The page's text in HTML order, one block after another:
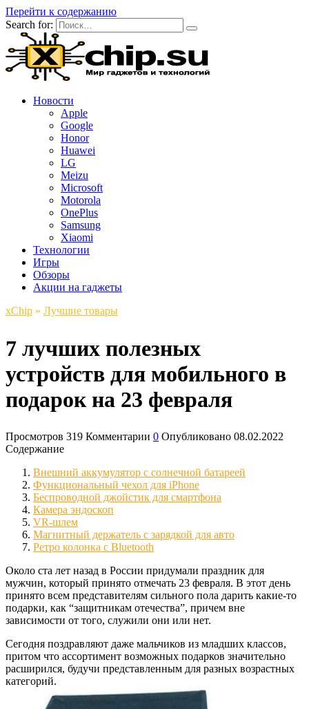
Перейти к содержанию
Search for:
Новости
Apple
Google
Honor
Huawei
LG
Meizu
Microsoft
Motorola
OnePlus
Samsung
Xiaomi
Технологии
Игры
Обзоры
Акции на гаджеты
xСhip » Лучшие товары
7 лучших полезных
устройств для мобильного в
подарок на 23 февраля
Просмотров 319 Комментарии 0 Опубликовано 08.02.2022
Содержание
Внешний аккумулятор с солнечной батареей
Функциональный чехол для iPhone
Беспроводной джойстик для смартфона
Камера эндоскоп
VR-шлем
Магнитный держатель с зарядкой для авто
Ретро колонка с Bluetooth
Около ста лет назад в России придумали праздник для
мужчин, который принято отмечать 23 февраля. В этот день
принято всем представителям сильного пола дарить какие-то
подарки, как “защитникам отечества”, причем вне
зависимости от того, служили они или нет.
Сегодня поздравляют даже мальчиков из младших классов,
притом что ассортимент возможных подарков значительно
расширился, будучи представленным для разных возрастных
категорий.